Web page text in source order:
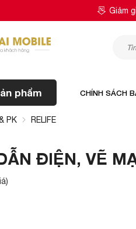
Giảm
phẩm CHÍNH SÁCH
PK RELIFE
ĐIỆN, VẼ